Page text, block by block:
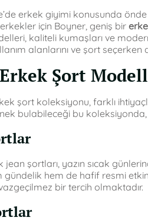
erkek giyimi konusunda
için Boyner, geniş bir
kaliteli kumaşları ve
alanlarını ve şort
Şort
şort koleksiyonu, farklı
bulabileceği bu koleksiyonda,
jean şortları, yazın sıcak
gündelik hem de hafif resmi
bir tercih olmaktadır.